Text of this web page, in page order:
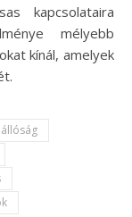
kapcsolataira
mélyebb
kínál, amelyek